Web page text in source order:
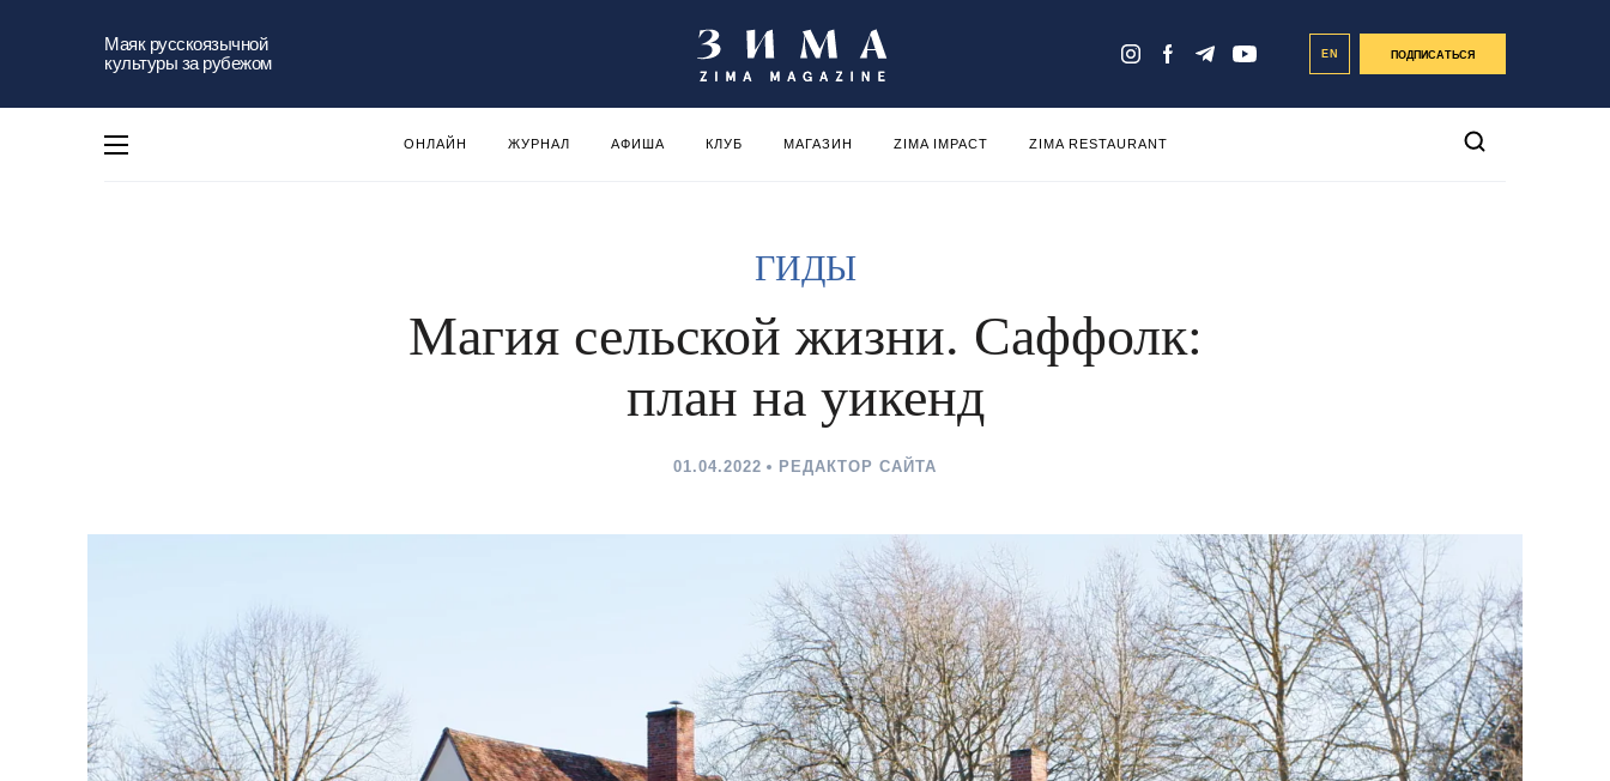
Маяк русскоязычной
культуры за рубежом
EN ПОДПИСАТЬСЯ
ОНЛАЙН ЖУРНАЛ АФИША КЛУБ МАГАЗИН ZIMA IMPACT ZIMA RESTAURANT
ГИДЫ
Магия сельской жизни. Саффолк:
план на уикенд
01.04.2022 РЕДАКТОР САЙТА